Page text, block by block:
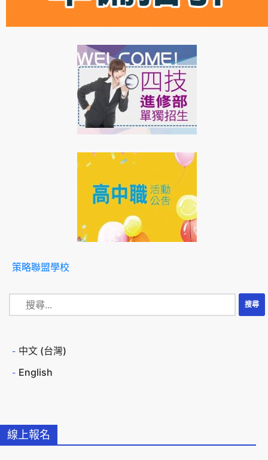
線上報名
策略聯盟學校
中文 (台灣)
English